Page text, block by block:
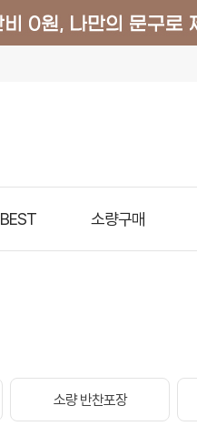
BEST 소량구매
소량 반찬포장